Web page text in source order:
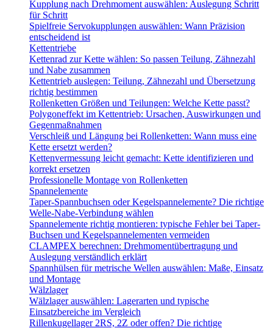
Kupplung nach Drehmoment auswählen: Auslegung Schritt
für Schritt
Spielfreie Servokupplungen auswählen: Wann Präzision
entscheidend ist
Kettentriebe
Kettenrad zur Kette wählen: So passen Teilung, Zähnezahl
und Nabe zusammen
Kettentrieb auslegen: Teilung, Zähnezahl und Übersetzung
richtig bestimmen
Rollenketten Größen und Teilungen: Welche Kette passt?
Polygoneffekt im Kettentrieb: Ursachen, Auswirkungen und
Gegenmaßnahmen
Verschleiß und Längung bei Rollenketten: Wann muss eine
Kette ersetzt werden?
Kettenvermessung leicht gemacht: Kette identifizieren und
korrekt ersetzen
Professionelle Montage von Rollenketten
Spannelemente
Taper-Spannbuchsen oder Kegelspannelemente? Die richtige
Welle-Nabe-Verbindung wählen
Spannelemente richtig montieren: typische Fehler bei Taper-
Buchsen und Kegelspannelementen vermeiden
CLAMPEX berechnen: Drehmomentübertragung und
Auslegung verständlich erklärt
Spannhülsen für metrische Wellen auswählen: Maße, Einsatz
und Montage
Wälzlager
Wälzlager auswählen: Lagerarten und typische
Einsatzbereiche im Vergleich
Rillenkugellager 2RS, 2Z oder offen? Die richtige